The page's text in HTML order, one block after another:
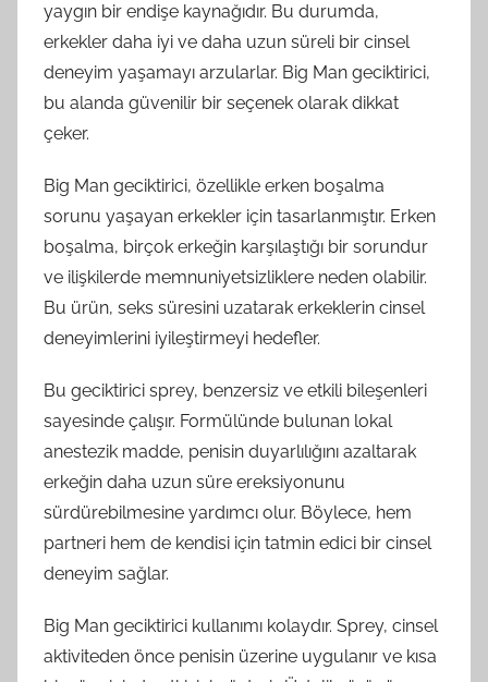
yaygın bir endişe kaynağıdır. Bu durumda,
erkekler daha iyi ve daha uzun süreli bir cinsel
deneyim yaşamayı arzularlar. Big Man geciktirici,
bu alanda güvenilir bir seçenek olarak dikkat
çeker.
Big Man geciktirici, özellikle erken boşalma
sorunu yaşayan erkekler için tasarlanmıştır. Erken
boşalma, birçok erkeğin karşılaştığı bir sorundur
ve ilişkilerde memnuniyetsizliklere neden olabilir.
Bu ürün, seks süresini uzatarak erkeklerin cinsel
deneyimlerini iyileştirmeyi hedefler.
Bu geciktirici sprey, benzersiz ve etkili bileşenleri
sayesinde çalışır. Formülünde bulunan lokal
anestezik madde, penisin duyarlılığını azaltarak
erkeğin daha uzun süre ereksiyonunu
sürdürebilmesine yardımcı olur. Böylece, hem
partneri hem de kendisi için tatmin edici bir cinsel
deneyim sağlar.
Big Man geciktirici kullanımı kolaydır. Sprey, cinsel
aktiviteden önce penisin üzerine uygulanır ve kısa